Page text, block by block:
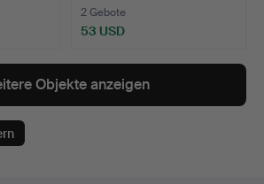
2 Gebote
53 USD
Objekte anzeigen